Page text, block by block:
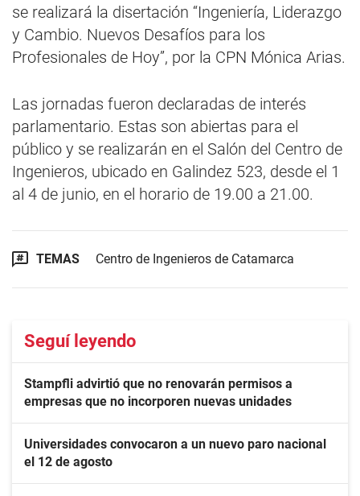
se realizará la disertación “Ingeniería, Liderazgo
y Cambio. Nuevos Desafíos para los
Profesionales de Hoy”, por la CPN Mónica Arias.
Las jornadas fueron declaradas de interés
parlamentario. Estas son abiertas para el
público y se realizarán en el Salón del Centro de
Ingenieros, ubicado en Galindez 523, desde el 1
al 4 de junio, en el horario de 19.00 a 21.00.
TEMAS Centro de Ingenieros de Catamarca
Seguí leyendo
Stampfli advirtió que no renovarán permisos a
empresas que no incorporen nuevas unidades
Universidades convocaron a un nuevo paro nacional
el 12 de agosto